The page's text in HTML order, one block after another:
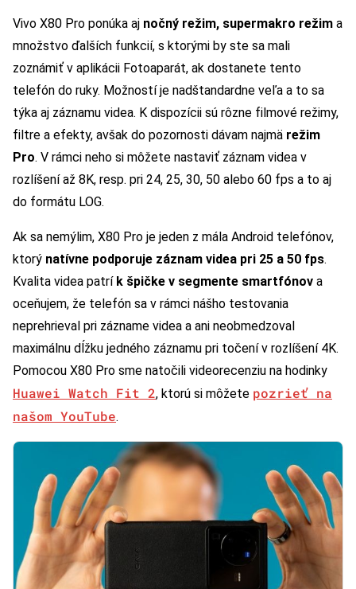
Vivo X80 Pro ponúka aj nočný režim, supermakro režim a
množstvo ďalších funkcií, s ktorými by ste sa mali
zoznámiť v aplikácii Fotoaparát, ak dostanete tento
telefón do ruky. Možností je nadštandardne veľa a to sa
týka aj záznamu videa. K dispozícii sú rôzne filmové režimy,
filtre a efekty, avšak do pozornosti dávam najmä režim
Pro. V rámci neho si môžete nastaviť záznam videa v
rozlíšení až 8K, resp. pri 24, 25, 30, 50 alebo 60 fps a to aj
do formátu LOG.
Ak sa nemýlim, X80 Pro je jeden z mála Android telefónov,
ktorý natívne podporuje záznam videa pri 25 a 50 fps.
Kvalita videa patrí k špičke v segmente smartfónov a
oceňujem, že telefón sa v rámci nášho testovania
neprehrieval pri zázname videa a ani neobmedzoval
maximálnu dĺžku jedného záznamu pri točení v rozlíšení 4K.
Pomocou X80 Pro sme natočili videorecenziu na hodinky
Huawei Watch Fit 2, ktorú si môžete pozrieť na
našom YouTube.